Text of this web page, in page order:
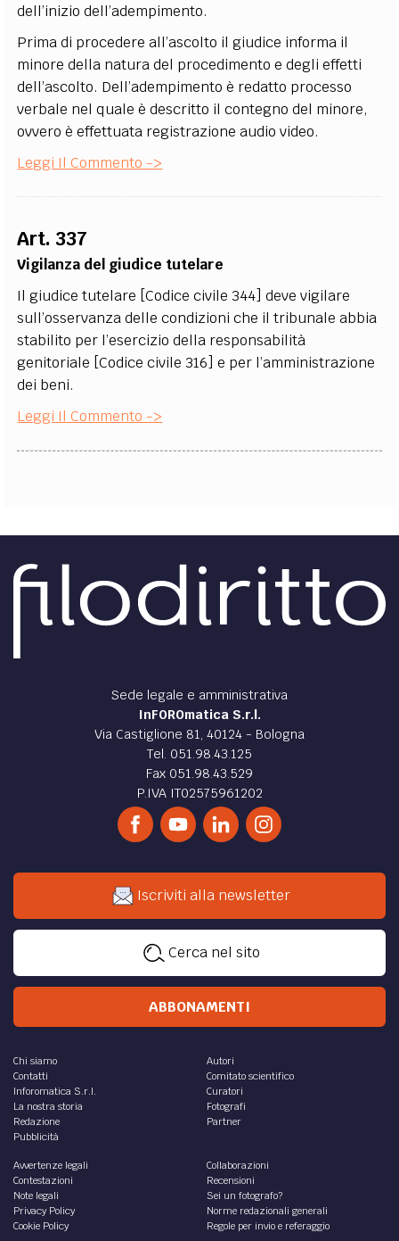
dell’inizio dell’adempimento.
Prima di procedere all’ascolto il giudice informa il
minore della natura del procedimento e degli effetti
dell’ascolto. Dell’adempimento è redatto processo
verbale nel quale è descritto il contegno del minore,
ovvero è effettuata registrazione audio video.
Leggi Il Commento ->
Art. 337
Vigilanza del giudice tutelare
Il giudice tutelare [Codice civile 344] deve vigilare
sull’osservanza delle condizioni che il tribunale abbia
stabilito per l’esercizio della responsabilità
genitoriale [Codice civile 316] e per l’amministrazione
dei beni.
Leggi Il Commento ->
Sede legale e amministrativa
InFOROmatica S.r.l.
Via Castiglione 81, 40124 - Bologna
Tel. 051.98.43.125
Fax 051.98.43.529
P.IVA IT02575961202
Iscriviti alla newsletter
Cerca nel sito
ABBONAMENTI
Chi siamo
Contatti
Inforomatica S.r.l.
La nostra storia
Redazione
Pubblicità
Autori
Comitato scientifico
Curatori
Fotografi
Partner
Avvertenze legali
Contestazioni
Note legali
Privacy Policy
Cookie Policy
Collaborazioni
Recensioni
Sei un fotografo?
Norme redazionali generali
Regole per invio e referaggio